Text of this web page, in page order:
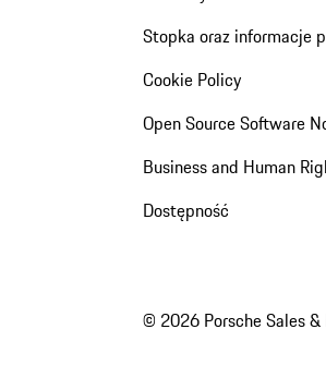
Stopka oraz informacje
Cookie Policy
Open Source Software
Business and Human
Dostępność
© 2026 Porsche Sales